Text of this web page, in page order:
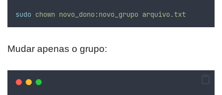
sudo chown novo_dono:novo_grupo arquivo.txt
Mudar apenas o grupo: